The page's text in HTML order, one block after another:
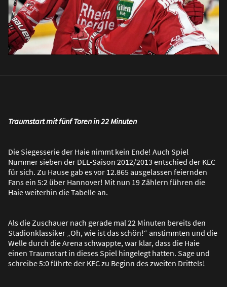
Traumstart mit fünf Toren in 22 Minuten
Die Siegesserie der Haie nimmt kein Ende! Auch Spiel
Nummer sieben der DEL-Saison 2012/2013 entschied der KEC
für sich. Zu Hause gab es vor 12.865 ausgelassen feiernden
Fans ein 5:2 über Hannover! Mit nun 19 Zählern führen die
Haie weiterhin die Tabelle an.
Als die Zuschauer nach gerade mal 22 Minuten bereits den
Stadionklassiker „Oh, wie ist das schön!“ anstimmten und die
Welle durch die Arena schwappte, war klar, dass die Haie
einen Traumstart in dieses Spiel hingelegt hatten. Sage und
schreibe 5:0 führte der KEC zu Beginn des zweiten Drittels!